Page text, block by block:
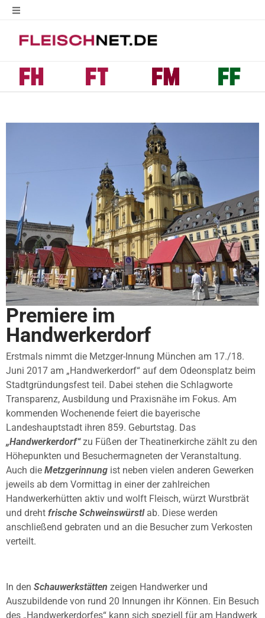
Premiere im
Handwerkerdorf
Erstmals nimmt die Metzger-Innung München am 17./18.
Juni 2017 am „Handwerkerdorf“ auf dem Odeonsplatz beim
Stadtgründungsfest teil. Dabei stehen die Schlagworte
Transparenz, Ausbildung und Praxisnähe im Fokus. Am
kommenden Wochenende feiert die bayerische
Landeshauptstadt ihren 859. Geburtstag. Das
„Handwerkerdorf“zu Füßen der Theatinerkirche zählt zu den
Höhepunkten und Besuchermagneten der Veranstaltung.
Auch die Metzgerinnung ist neben vielen anderen Gewerken
jeweils ab dem Vormittag in einer der zahlreichen
Handwerkerhütten aktiv und wolft Fleisch, würzt Wurstbrät
und dreht frische Schweinswürstlab. Diese werden
anschließend gebraten und an die Besucher zum Verkosten
verteilt.
In den Schauwerkstätten zeigen Handwerker und
Auszubildende von rund 20 Innungen ihr Können. Ein Besuch
des „Handwerkerdorfes“ kann sich speziell für am Handwerk